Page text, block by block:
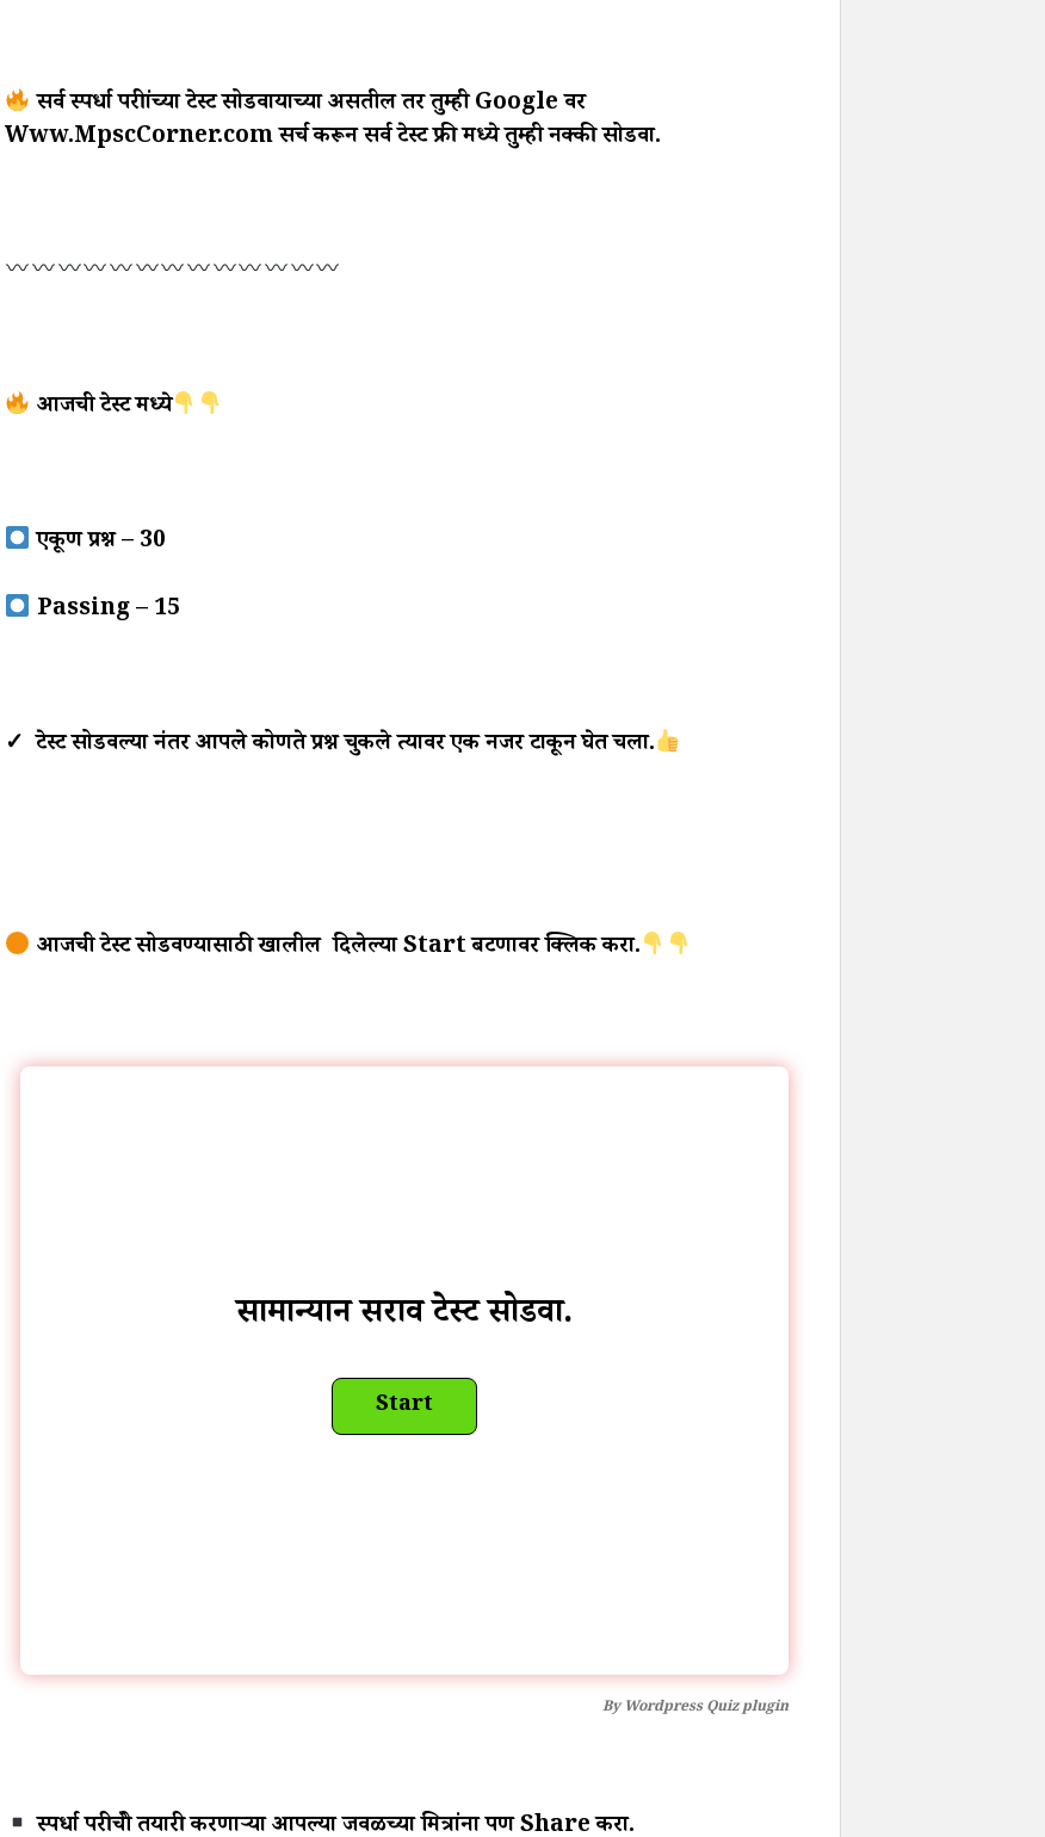
सर्व स्पर्धा परीक्षांच्या टेस्ट सोडवायाच्या असतील तर तुम्ही Google वर
Www.MpscCorner.com सर्च करून सर्व टेस्ट फ्री मध्ये तुम्ही नक्की सोडवा.
आजची टेस्ट मध्ये
एकूण प्रश्न – 30
Passing – 15
✓ टेस्ट सोडवल्या नंतर आपले कोणते प्रश्न चुकले त्यावर एक नजर टाकून घेत चला.
आजची टेस्ट सोडवण्यासाठी खालील दिलेल्या Start बटणावर क्लिक करा.
सामान्यज्ञान सराव टेस्ट सोडवा.
ByWordpress Quiz plugin
स्पर्धा परीक्षेची तयारी करणाऱ्या आपल्या जवळच्या मित्रांना पण Share करा.